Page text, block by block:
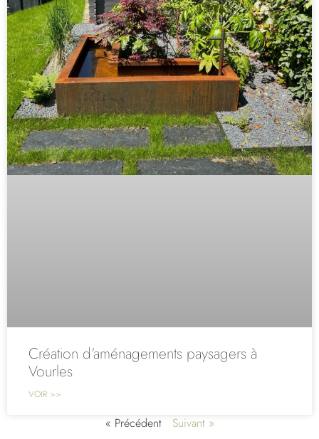
Création d’aménagements paysagers à
Vourles
VOIR >>
« Précédent Suivant »